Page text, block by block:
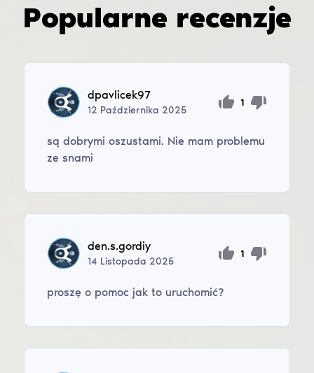
Popularne recenzje
dpavlicek97
12 Października 2025
1
są dobrymi oszustami. Nie mam problemu
ze snami
den.s.gordiy
14 Listopada 2025
1
proszę o pomoc jak to uruchomić?